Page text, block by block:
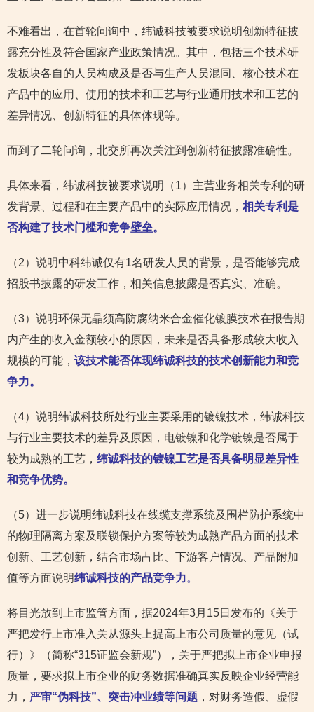
不难看出，在首轮问询中，纬诚科技被要求说明创新特征披
露充分性及符合国家产业政策情况。其中，包括三个技术研
发板块各自的人员构成及是否与生产人员混同、核心技术在
产品中的应用、使用的技术和工艺与行业通用技术和工艺的
差异情况、创新特征的具体体现等。
而到了二轮问询，北交所再次关注到创新特征披露准确性。
具体来看，纬诚科技被要求说明（1）主营业务相关专利的研
发背景、过程和在主要产品中的实际应用情况， 相关专利是
否构建了技术门槛和竞争壁垒。
（2）说明中科纬诚仅有1名研发人员的背景，是否能够完成
招股书披露的研发工作，相关信息披露是否真实、准确。
（3）说明环保无晶须高防腐纳米合金催化镀膜技术在报告期
内产生的收入金额较小的原因，未来是否具备形成较大收入
规模的可能， 该技术能否体现纬诚科技的技术创新能力和竞
争力。
（4）说明纬诚科技所处行业主要采用的镀镍技术，纬诚科技
与行业主要技术的差异及原因，电镀镍和化学镀镍是否属于
较为成熟的工艺， 纬诚科技的镀镍工艺是否具备明显差异性
和竞争优势。
（5）进一步说明纬诚科技在线缆支撑系统及围栏防护系统中
的物理隔离方案及联锁保护方案等较为成熟产品方面的技术
创新、工艺创新，结合市场占比、下游客户情况、产品附加
值等方面说明纬诚科技的产品竞争力。
将目光放到上市监管方面，据2024年3月15日发布的《关于
严把发行上市准入关从源头上提高上市公司质量的意见（试
行）》（简称“315证监会新规”），关于严把拟上市企业申报
质量，要求拟上市企业的财务数据准确真实反映企业经营能
力， 严审“伪科技”、突击冲业绩等问题 ，对财务造假、虚假